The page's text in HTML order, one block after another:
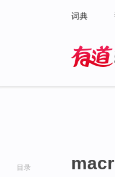
词典
目录